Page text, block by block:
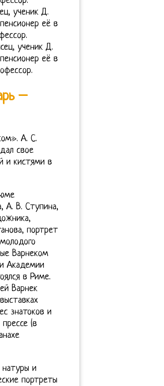
ученик Д.
её в
ученик Д.
её в
–
А. С.
свое
и кистями в
А. В. Ступина,
портрет
Варнеком
Академии
в Риме.
Варнек
знатоков и
(в
и
портреты